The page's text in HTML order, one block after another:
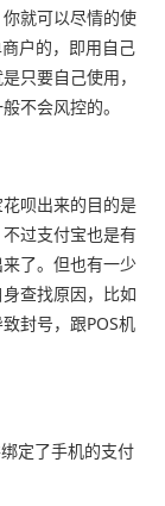
就可以尽情的使
户的，即用自己
只要自己使用，
不会风控的。
呗出来的目的是
过支付宝也是有
了。但也有一少
查找原因，比如
封号，跟POS机
定了手机的支付